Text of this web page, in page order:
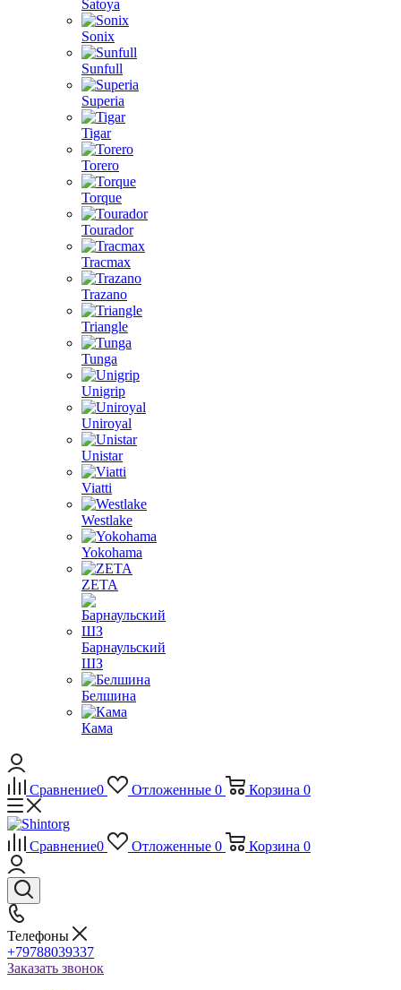
Satoya
Sonix
Sunfull
Superia
Tigar
Torero
Torque
Tourador
Tracmax
Trazano
Triangle
Tunga
Unigrip
Uniroyal
Unistar
Viatti
Westlake
Yokohama
ZETA
Барнаульский
ШЗ
Белшина
Кама
Сравнение0 Отложенные 0 Корзина 0
Сравнение0 Отложенные 0 Корзина 0
Телефоны
+79788039337
Заказать звонок